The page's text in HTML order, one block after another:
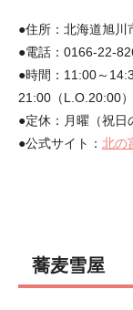
●住所：北海道旭川
●電話：0166-22-
●時間：11:00～
21:00（L.O.20:00）
●定休：月曜（祝日
●公式サイト： 北の
蕎麦雪屋